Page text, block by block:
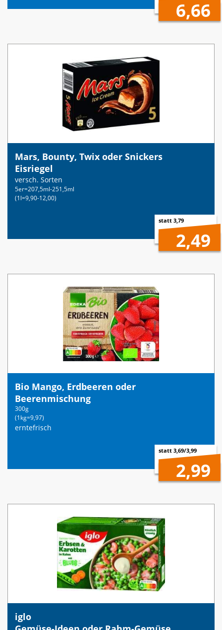
6,66
Mars, Bounty, Twix oder Snickers
Eisriegel
versch. Sorten
5er=207,5ml-251,5ml
(1l=9,90-12,00)
statt 3,79
2,49
Bio Mango, Erdbeeren oder
Beerenmischung
300g
(1kg=9,97)
erntefrisch
statt 3,69/3,99
2,99
iglo